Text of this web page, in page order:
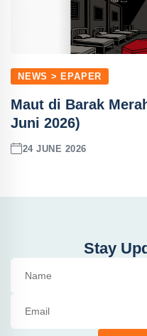
NEWS > EPAPER
Maut di Barak
Juni 2026)
24 JUNE 2026
Stay